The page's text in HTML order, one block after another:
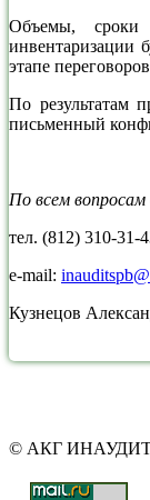
Объемы,
инвентаризации
этапе
По результатам
письменный
По всем
тел. (812) 310-31-
e-mail:
Кузнецов
© АКГ ИНАУДИТ,